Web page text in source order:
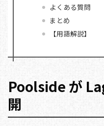
よくある質問
まとめ
【用語解説】
Poolside が
開